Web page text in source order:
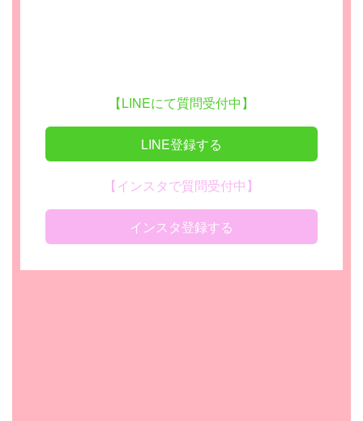
【LINEにて質問受付中】
LINE登録する
【インスタで質問受付中】
インスタ登録する